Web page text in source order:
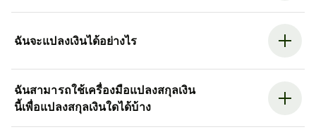
ฉันจะแปลงเงินได้อย่างไร
ฉันสามารถใช้เครื่องมือแปลงสกุลเงิน
นี้เพื่อแปลงสกุลเงินใดได้บ้าง